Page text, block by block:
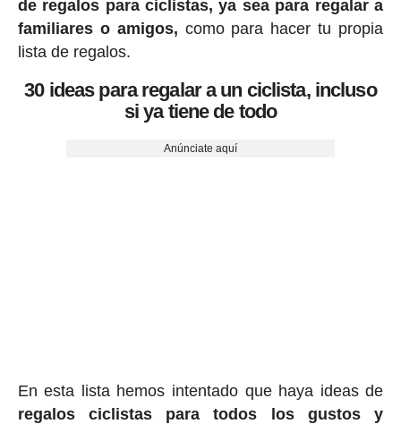
de regalos para ciclistas, ya sea para regalar a
familiares o amigos, como para hacer tu propia
lista de regalos.
30 ideas para regalar a un ciclista, incluso
si ya tiene de todo
Anúnciate aquí
En esta lista hemos intentado que haya ideas de
regalos ciclistas para todos los gustos y